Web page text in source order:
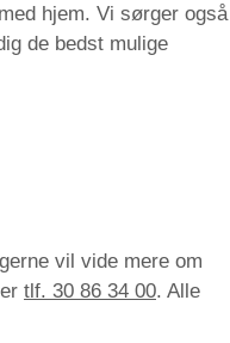
hjem. Vi sørger også
de bedst mulige
vil vide mere om
tlf. 30 86 34 00. Alle